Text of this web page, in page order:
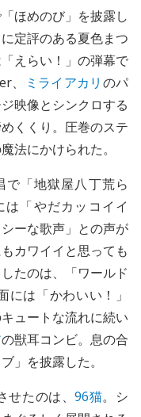
ほめのび」を披露し
定評のある夏色まつ
えらい！」の弾幕で
、
ミライアカリ のパ
映像とシンクロする
くくり。圧巻のステ
法にかけられた。
で「地獄屋八丁荒ら
は「やだカッコイイ
ーな歌声」との声が
カワイイと思っても
たのは、「ワールド
は「かわいい！」
ュートな流れに続い
の獣耳コンビ。息の合
」を披露した。
せたのは、96猫。シ